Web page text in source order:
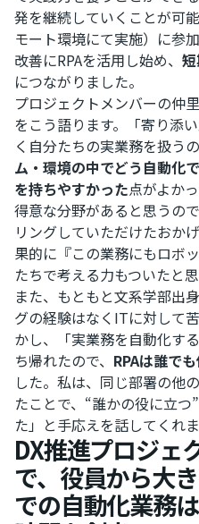
発を継続していくことが可
モート環境にて実施）に参
改善にRPAを活用し始め、
につながりました。
プロジェクトメンバーの仲
をこう語ります。「寄り添
く自分たちの実業務を扱うの
ム・環境の中でどう自動化
を持ちやすかった点がよか
得意な分野があると思うの
リングしていただけたおか
果的に『この業務にもロボ
たちで考える力もついたと思
また、もともと文系学部出
グの経験はなくITに対して
かし、「実業務を自動化す
ち帰れたので、 RPAは誰で
した。私は、同じ部署の他
たことで、“誰かの役に立
た」と手応えを話してくれま
DX推進プロジェ
で、役員から大
での自動化業務